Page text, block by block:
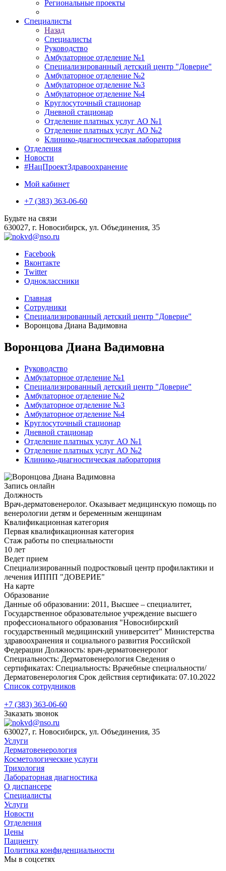
Региональные проекты
Специалисты
Назад
Специалисты
Руководство
Амбулаторное отделение №1
Специализированный детский центр "Доверие"
Амбулаторное отделение №2
Амбулаторное отделение №3
Амбулаторное отделение №4
Круглосуточный стационар
Дневной стационар
Отделение платных услуг АО №1
Отделение платных услуг АО №2
Клинико-диагностическая лаборатория
Отделения
Новости
#НацПроектЗдравоохранение
Мой кабинет
+7 (383) 363-06-60
Будьте на связи
630027, г. Новосибирск, ул. Объединения, 35
Facebook
Вконтакте
Twitter
Одноклассники
Главная
Сотрудники
Специализированный детский центр "Доверие"
Воронцова Диана Вадимовна
Воронцова Диана Вадимовна
Руководство
Амбулаторное отделение №1
Специализированный детский центр "Доверие"
Амбулаторное отделение №2
Амбулаторное отделение №3
Амбулаторное отделение №4
Круглосуточный стационар
Дневной стационар
Отделение платных услуг АО №1
Отделение платных услуг АО №2
Клинико-диагностическая лаборатория
Запись онлайн
Должность
Врач-дерматовенеролог. Оказывает медицинскую помощь по
венерологии детям и беременным женщинам
Квалификационная категория
Первая квалификационная категория
Стаж работы по специальности
10 лет
Ведет прием
Специализированный подростковый центр профилактики и
лечения ИППП "ДОВЕРИЕ"
На карте
Образование
Данные об образовании: 2011, Высшее – специалитет,
Государственное образовательное учреждение высшего
профессионального образования "Новосибирский
государственный медицинский университет" Министерства
здравоохранения и социального развития Российской
Федерации Должность: врач-дерматовенеролог
Специальность: Дерматовенерология Сведения о
сертификатах: Специальность: Врачебные специальности/
Дерматовенерология Срок действия сертификата: 07.10.2022
Список сотрудников
+7 (383) 363-06-60
Заказать звонок
630027, г. Новосибирск, ул. Объединения, 35
Услуги
Дерматовенерология
Косметологические услуги
Трихология
Лабораторная диагностика
О диспансере
Специалисты
Услуги
Новости
Отделения
Цены
Пациенту
Политика конфиденциальности
Мы в соцсетях